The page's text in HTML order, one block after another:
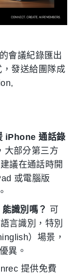
會議紀錄匯出
發送給團隊成
iPhone 通話錄
大部分第三方
議在通話時開
或電腦版
識別嗎？ 可
言識別，特別
）場景，
異。
提供免費